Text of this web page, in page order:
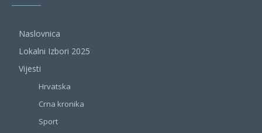
Naslovnica
Lokalni Izbori 2025
Vijesti
Hrvatska
Crna kronika
Sport